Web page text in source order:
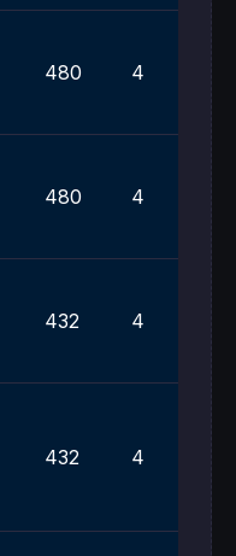
480 4
480 4
432 4
432 4